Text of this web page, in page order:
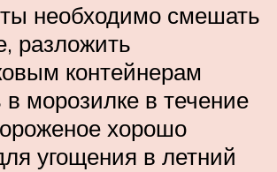
необходимо смешать
разложить
контейнерам
в морозилке в течение
хорошо
угощения в летний